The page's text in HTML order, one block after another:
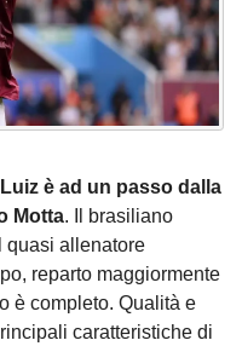
è ad un passo dalla
Motta. Il brasiliano
quasi allenatore
reparto maggiormente
è completo. Qualità e
caratteristiche di